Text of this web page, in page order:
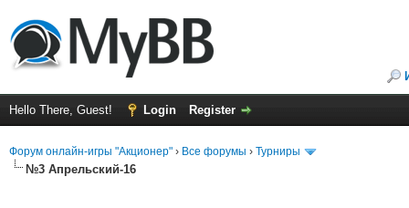
Hello There, Guest! Login Register
Форум онлайн-игры "Акционер" › Все форумы › Турниры
№3 Апрельский-16